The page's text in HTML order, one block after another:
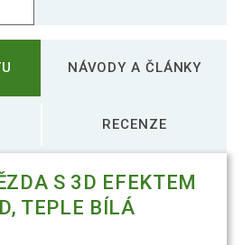
NÁVODY A ČLÁNKY
RECENZE
S 3D EFEKTEM
TEPLE BÍLÁ